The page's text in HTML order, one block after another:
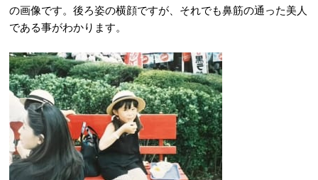
の画像です。後ろ姿の横顔ですが、それでも鼻筋の通った美人
である事がわかります。